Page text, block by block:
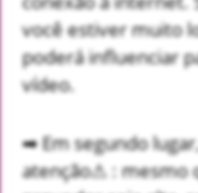
você estiver muito
poderá influenciar
vídeo.
➡ Em segundo
atenção⚠ : mesmo